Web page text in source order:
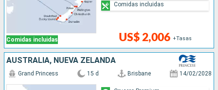
Comidas incluidas US$ 2,006 +Tasas
Comidas incluidas
AUSTRALIA, NUEVA ZELANDA
Grand Princess 15 d Brisbane 14/02/2028